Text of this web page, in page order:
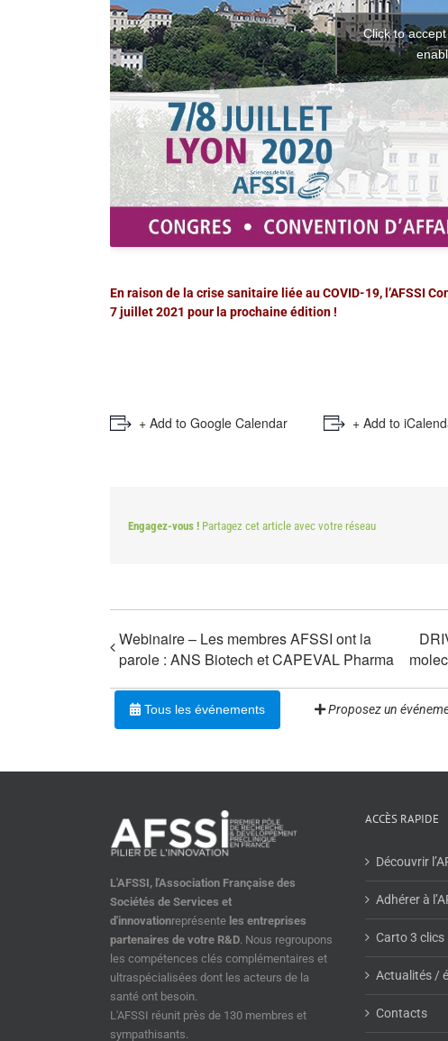
Click to
En raison de la crise sanitaire liée au COVID-19, l’AFSSI
7 juillet 2021 pour la prochaine édition !
+ Add to Google Calendar + Add to
Engagez-vous ! Partagez cet article avec votre réseau
Webinaire – Les membres AFSSI ont la
parole : ANS Biotech et CAPEVAL Pharma
Tous les événements Proposez un
L'AFSSI, l'Association Française des
Sociétés de Services et
d'innovationreprésente les entreprises
partenaires de votre R&D. Nous regroupons
les compétences clés complémentaires et
ultraspécialisées dont les acteurs de la
santé ont besoin.
L'AFSSI réunit près de 130 membres et
sympathisants.
ACCÈS RAPIDE
Découvrir
Adhérer à
Carto 3 clics
Actualités /
Contacts